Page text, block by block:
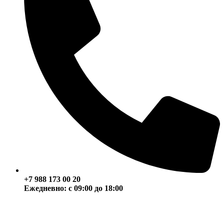
+7 988 173 00 20
Ежедневно: с 09:00 до 18:00